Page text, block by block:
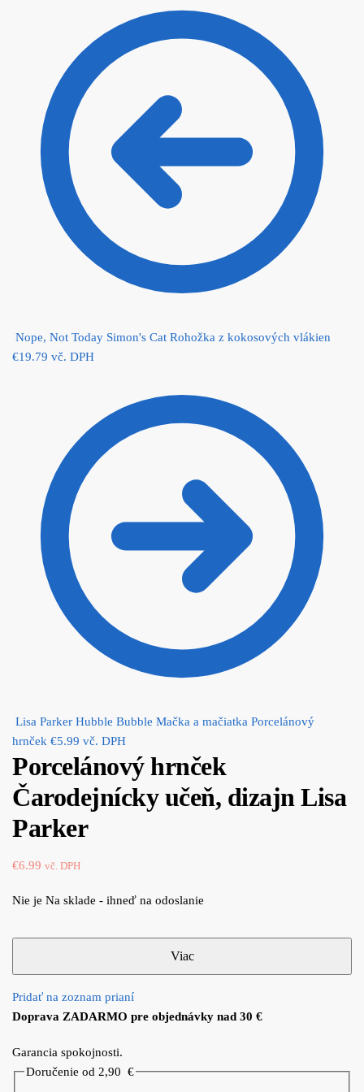
Nope, Not Today Simon's Cat Rohožka z kokosových vlákien
€19.79 vč. DPH
Lisa Parker Hubble Bubble Mačka a mačiatka Porcelánový
hrnček €5.99 vč. DPH
Porcelánový hrnček
Čarodejnícky učeň, dizajn Lisa
Parker
€6.99 vč. DPH
Nie je Na sklade - ihneď na odoslanie
Pridať na zoznam prianí
Doprava ZADARMO pre objednávky nad 30 €
Garancia spokojnosti.
Doručenie od 2,90€